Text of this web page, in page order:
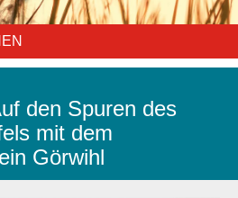
den Spuren des
mit dem
Görwihl